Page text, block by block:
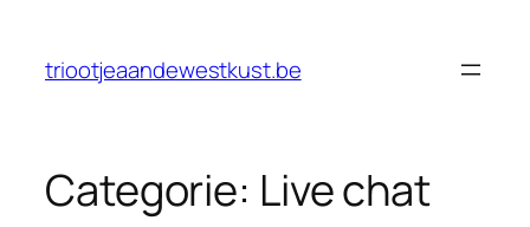
triootjeaandewestkust.be
Categorie: Live chat